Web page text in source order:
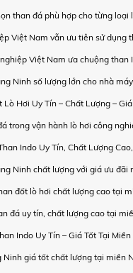
than đá phù hợp cho từng loại
Việt Nam vẫn ưu tiên sử dụng
Việt Nam ưa chuộng than
Ninh số lượng lớn cho nhà máy
Hơi Uy Tín – Chất Lượng –
trong vận hành lò hơi công
Indo Uy Tín, Chất Lượng
Ninh chất lượng với giá ưu đãi
đốt lò hơi chất lượng cao tại
đá uy tín, chất lượng cao tại
Indo Uy Tín – Giá Tốt Tại Miền
Ninh giá tốt chất lượng tại miền